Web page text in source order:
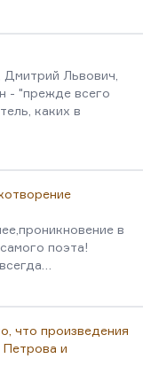
Дмитрий Львович,
- "прежде всего
каких в
в
поэта!
что произведения
Петрова и